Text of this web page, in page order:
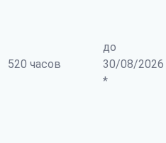
520 часов
до
30/08/2026
*